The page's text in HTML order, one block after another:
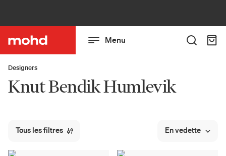
Menu
Designers
Knut Bendik Humlevik
Tous les filtres En vedette